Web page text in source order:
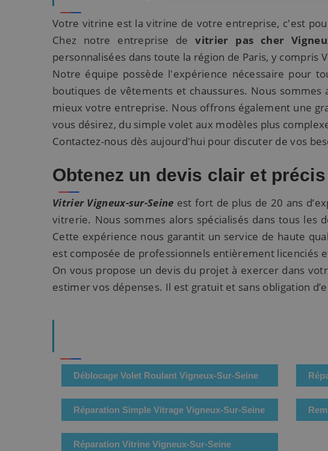
Votre vitrine est la vitrine de votre entreprise, c'est
Chez notre entreprise devitrier pas cher
personnalisées dans toute la région de Paris, y compris
Notre équipe possède l'expérience nécessaire pour
boutiques de vêtements et chaussures. Nous
mieux votre entreprise. Nous offrons également une
vous désirez, du simple volet aux modèles plus
Contactez-nous dès aujourd'hui pour discuter de vos
Obtenez un devis clair et précis
Vitrier Vigneux-sur-Seine est fort de plus de 20 ans
vitrerie. Nous sommes alors spécialisés dans tous les
Cette expérience nous garantit un service de haute
est composée de professionnels entièrement licenciés
On vous propose un devis du projet à exercer dans
estimer vos dépenses. Il est gratuit et sans obligation
Déblocage Volet Roulant Vigneux-Sur-Seine
Réparation Simple Vitrage Vigneux-Sur-Seine
Réparation Vitrine Vigneux-Sur-Seine